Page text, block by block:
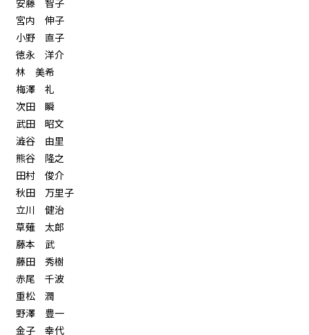
安藤 智子
宮内 伸子
小野 直子
徳永 洋介
林 美希
梅澤 礼
次田 瞬
武田 昭文
澁谷 由里
熊谷 隆之
田村 俊介
秋田 万里子
立川 健治
草薙 太郎
藤本 武
藤田 秀樹
赤尾 千波
重松 潤
野澤 豊一
金子 幸代